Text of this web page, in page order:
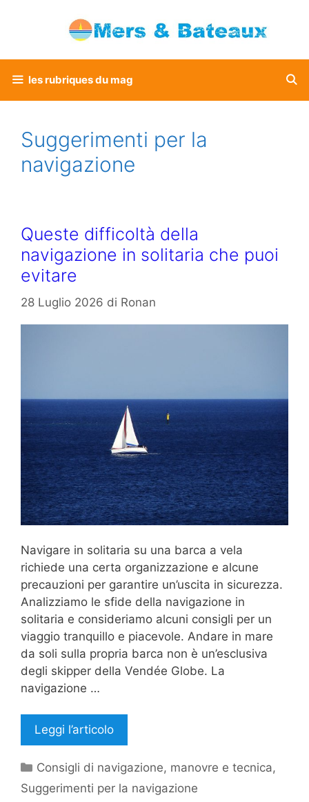
les rubriques du mag
Suggerimenti per la
navigazione
Queste difficoltà della
navigazione in solitaria che puoi
evitare
28 Luglio 2026 di Ronan
Navigare in solitaria su una barca a vela
richiede una certa organizzazione e alcune
precauzioni per garantire un’uscita in sicurezza.
Analizziamo le sfide della navigazione in
solitaria e consideriamo alcuni consigli per un
viaggio tranquillo e piacevole. Andare in mare
da soli sulla propria barca non è un’esclusiva
degli skipper della Vendée Globe. La
navigazione …
Leggi l’articolo
Categorie
Consigli di navigazione, manovre e tecnica,
Suggerimenti per la navigazione